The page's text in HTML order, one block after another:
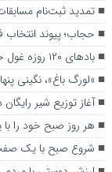
تمدید ثبت‌نام
حجاب؛ پیوند
بادهای ۱۲۰ روزه غول خفته سیستان
«لورگ باغ»، نگینی
آغاز توزیع شیر
هر روز صبح خود را
شروع صبح با یک